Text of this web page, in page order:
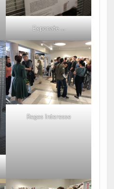
Exponate …
Reges Interesse